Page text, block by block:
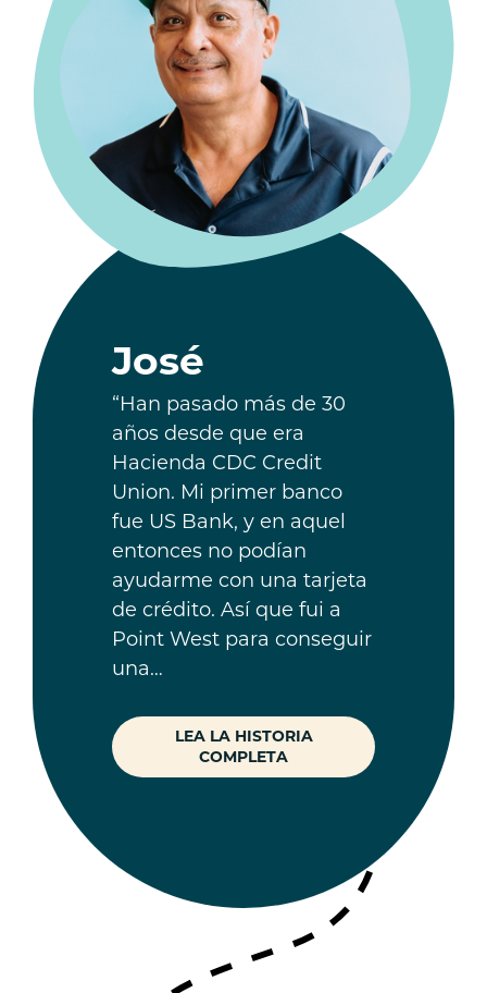
José
“Han pasado más de 30
años desde que era
Hacienda CDC Credit
Union. Mi primer banco
fue US Bank, y en aquel
entonces no podían
ayudarme con una tarjeta
de crédito. Así que fui a
Point West para conseguir
una…
LEA LA HISTORIA
COMPLETA